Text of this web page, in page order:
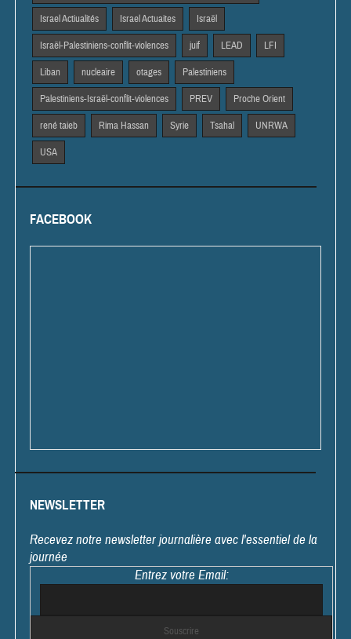
Israel Actiualités Israel Actuaites Israël
Israël-Palestiniens-conflit-violences juif LEAD LFI
Liban nucleaire otages Palestiniens
Palestiniens-Israël-conflit-violences PREV Proche Orient
rené taieb Rima Hassan Syrie Tsahal UNRWA
USA
FACEBOOK
NEWSLETTER
Recevez notre newsletter journalière avec l'essentiel de la
journée
Entrez votre Email: